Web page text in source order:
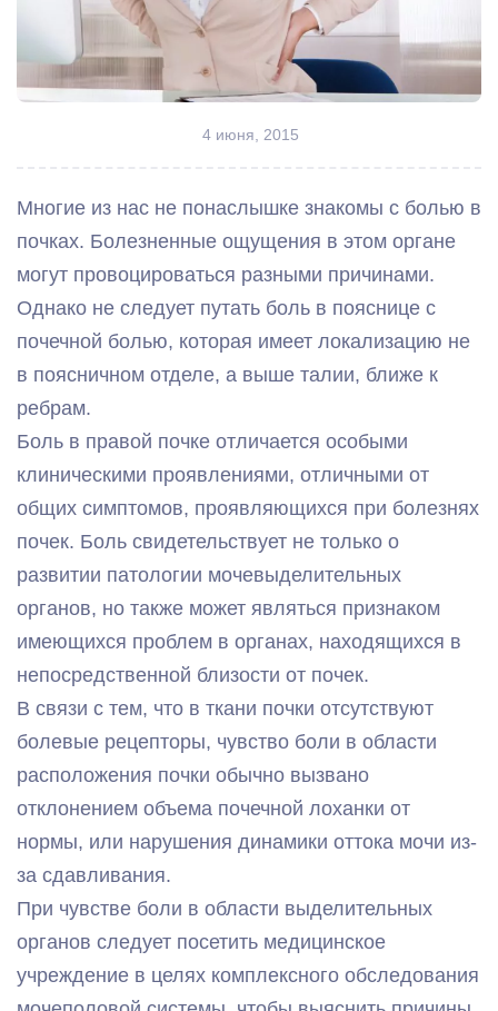
4 июня, 2015
Многие из нас не понаслышке знакомы с болью в
почках. Болезненные ощущения в этом органе
могут провоцироваться разными причинами.
Однако не следует путать боль в пояснице с
почечной болью, которая имеет локализацию не
в поясничном отделе, а выше талии, ближе к
ребрам.
Боль в правой почке отличается особыми
клиническими проявлениями, отличными от
общих симптомов, проявляющихся при болезнях
почек. Боль свидетельствует не только о
развитии патологии мочевыделительных
органов, но также может являться признаком
имеющихся проблем в органах, находящихся в
непосредственной близости от почек.
В связи с тем, что в ткани почки отсутствуют
болевые рецепторы, чувство боли в области
расположения почки обычно вызвано
отклонением объема почечной лоханки от
нормы, или нарушения динамики оттока мочи из-
за сдавливания.
При чувстве боли в области выделительных
органов следует посетить медицинское
учреждение в целях комплексного обследования